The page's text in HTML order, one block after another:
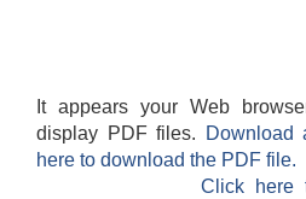
It appears your Web
display PDF files.
Download
here to download the PDF file.
Click here